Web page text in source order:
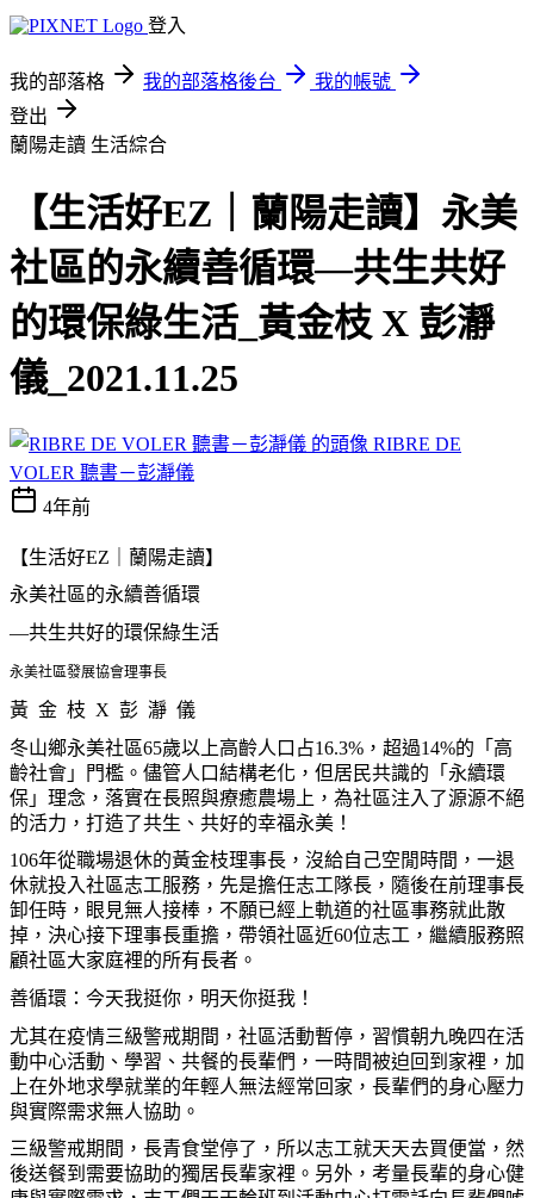
登入
我的部落格 我的部落格後台
我的帳號
登出
蘭陽走讀 生活綜合
【生活好EZ｜蘭陽走讀】永美
社區的永續善循環—共生共好
的環保綠生活_黃金枝 X 彭瀞
儀_2021.11.25
RIBRE DE
VOLER 聽書－彭瀞儀
4年前
【生活好EZ｜蘭陽走讀】
永美社區的永續善循環
—共生共好的環保綠生活
永美社區發展協會理事長
黃 金 枝 X 彭 瀞 儀
冬山鄉永美社區65歲以上高齡人口占16.3%，超過14%的「高
齡社會」門檻。儘管人口結構老化，但居民共識的「永續環
保」理念，落實在長照與療癒農場上，為社區注入了源源不絕
的活力，打造了共生、共好的幸福永美！
106年從職場退休的黃金枝理事長，沒給自己空閒時間，一退
休就投入社區志工服務，先是擔任志工隊長，隨後在前理事長
卸任時，眼見無人接棒，不願已經上軌道的社區事務就此散
掉，決心接下理事長重擔，帶領社區近60位志工，繼續服務照
顧社區大家庭裡的所有長者。
善循環：今天我挺你，明天你挺我！
尤其在疫情三級警戒期間，社區活動暫停，習慣朝九晚四在活
動中心活動、學習、共餐的長輩們，一時間被迫回到家裡，加
上在外地求學就業的年輕人無法經常回家，長輩們的身心壓力
與實際需求無人協助。
三級警戒期間，長青食堂停了，所以志工就天天去買便當，然
後送餐到需要協助的獨居長輩家裡。另外，考量長輩的身心健